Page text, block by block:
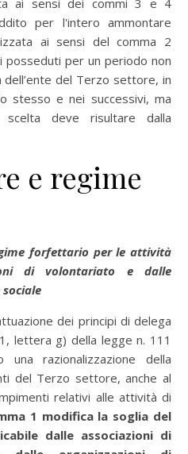
ai sensi dei commi 3 e 4
per l'intero ammontare
ai sensi del comma 2
per un periodo non
del Terzo settore, in
stesso e nei successivi, ma
deve risultare dalla
e regime
forfettario per le attività
di volontariato e dalle
dei principi di delega
lettera g) della legge n. 111
razionalizzazione della
del Terzo settore, anche al
relativi alle attività di
1 modifica la soglia del
dalle associazioni di